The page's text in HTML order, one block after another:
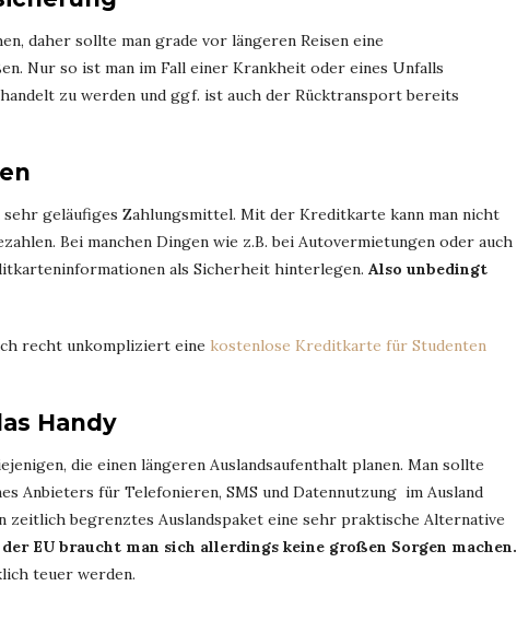
daher sollte man grade vor längeren Reisen eine
Nur so ist man im Fall einer Krankheit oder eines Unfalls
zu werden und ggf. ist auch der Rücktransport bereits
geläufiges Zahlungsmittel. Mit der Kreditkarte kann man nicht
Bei manchen Dingen wie z.B. bei Autovermietungen oder auch
als Sicherheit hinterlegen. Also unbedingt
recht unkompliziert eine kostenlose Kreditkarte für Studenten
Handy
die einen längeren Auslandsaufenthalt planen. Man sollte
Anbieters für Telefonieren, SMS und Datennutzung im Ausland
zeitlich begrenztes Auslandspaket eine sehr praktische Alternative
EU braucht man sich allerdings keine großen Sorgen machen.
teuer werden.